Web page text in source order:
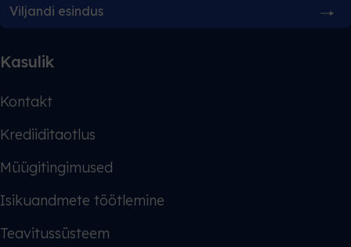
Viljandi esindus
Kasulik
Kontakt
Krediiditaotlus
Müügitingimused
Isikuandmete töötlemine
Teavitussüsteem